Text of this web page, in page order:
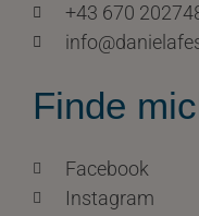
+43 670
Finde
Facebook
Instagram